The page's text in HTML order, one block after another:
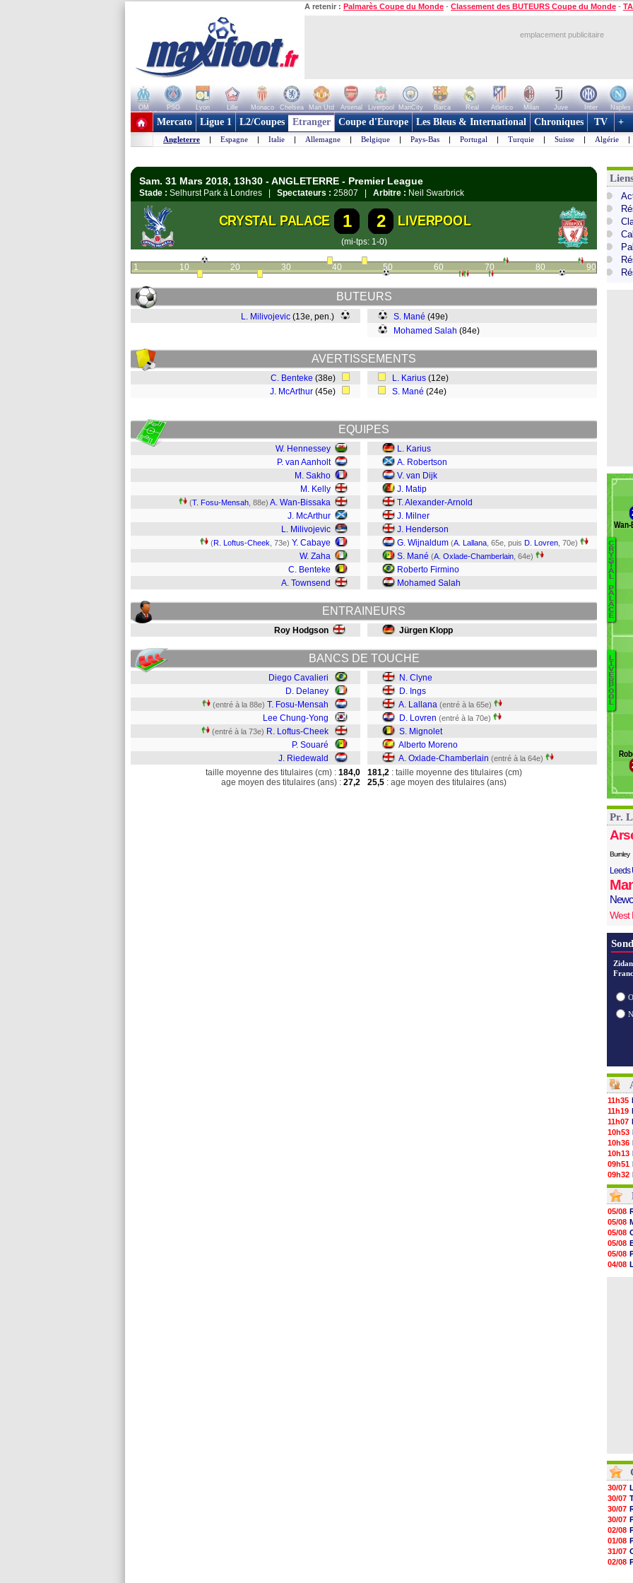
A retenir : Palmarès Coupe du Monde - Classement des BUTEURS Coupe du Monde -
emplacement publicitaire
OM PSG Lyon Lille Monaco Chelsea Man Utd Arsenal Liverpool ManCity Barca Real Atletico Milan Juve Inter Naples
+ de clubs
Mercato Ligue 1 L2/Coupes Etranger Coupe d'Europe Les Bleus & International Chroniques TV +
Angleterre | Espagne | Italie | Allemagne | Belgique | Pays-Bas | Portugal | Turquie | Suisse | Algérie |
Sam. 31 Mars 2018, 13h30 - ANGLETERRE - Premier League
Stade : Selhurst Park à Londres | Spectateurs : 25807 | Arbitre : Neil Swarbrick
CRYSTAL PALACE 1 2 LIVERPOOL
(mi-tps: 1-0)
1 10 20 30 40 50 60 70 80 90
BUTEURS
L. Milivojevic (13e, pen.) S. Mané (49e)
Mohamed Salah (84e)
AVERTISSEMENTS
C. Benteke (38e)
J. McArthur (45e)
L. Karius (12e)
S. Mané (24e)
EQUIPES
W. Hennessey
P. van Aanholt
M. Sakho
M. Kelly
(T. Fosu-Mensah , 88e) A. Wan-Bissaka
J. McArthur
L. Milivojevic
(R. Loftus-Cheek , 73e) Y. Cabaye
W. Zaha
C. Benteke
A. Townsend
L. Karius
A. Robertson
V. van Dijk
J. Matip
T. Alexander-Arnold
J. Milner
J. Henderson
G. Wijnaldum (A. Lallana , 65e, puis D. Lovren , 70e)
S. Mané (A. Oxlade-Chamberlain , 64e)
Roberto Firmino
Mohamed Salah
ENTRAINEURS
Roy Hodgson Jürgen Klopp
BANCS DE TOUCHE
Diego Cavalieri
D. Delaney
(entré à la 88e) T. Fosu-Mensah
Lee Chung-Yong
(entré à la 73e) R. Loftus-Cheek
P. Souaré
J. Riedewald
N. Clyne
D. Ings
A. Lallana (entré à la 65e)
D. Lovren (entré à la 70e)
S. Mignolet
Alberto Moreno
A. Oxlade-Chamberlain (entré à la 64e)
taille moyenne des titulaires (cm) : 184,0
age moyen des titulaires (ans) : 27,2
181,2 : taille moyenne des titulaires (cm)
25,5 : age moyen des titulaires (ans)
C
R
Y
S
A
L
P
A
L
A
C
E
L
I
V
E
R
P
O
O
L
Pr.
Burnley
Leeds
West
11h35
11h19
11h07
10h53
10h36
10h13
09h51
09h32
09h11
08h57
08h39
08h22
00h06
05/08
05/08
05/08
05/08
05/08
05/08
05/08
05/08
05/08
04/08
30/07
30/07
30/07
30/07
02/08
01/08
31/07
02/08